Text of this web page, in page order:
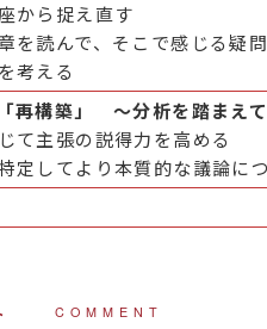
から捉え直す
を読んで、そこで感じる疑
考える
再構築」 ～分析を踏まえ
て主張の説得力を高める
定してより本質的な議論に
COMMENT